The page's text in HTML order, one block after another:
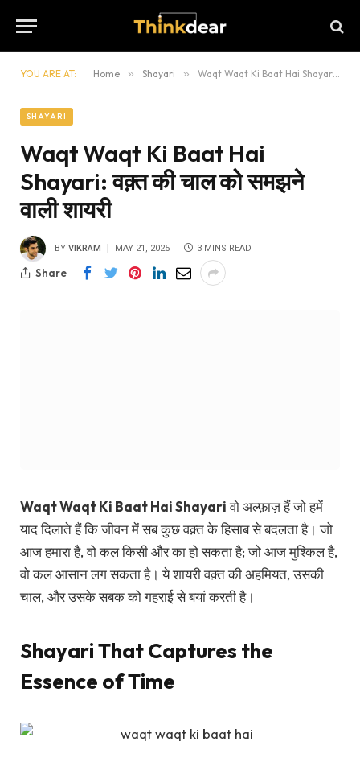
YOU ARE AT: Home » Shayari » Waqt Waqt Ki Baat Hai Shayari: वक़्त की चाल को समझने वाली शायरी
SHAYARI
Waqt Waqt Ki Baat Hai
Shayari: वक़्त की चाल को समझने
वाली शायरी
BY VIKRAM MAY 21, 2025 3 MINS READ
Share
Waqt Waqt Ki Baat Hai Shayariवो अल्फ़ाज़ हैं जो हमें
याद दिलाते हैं कि जीवन में सब कुछ वक़्त के हिसाब से बदलता है। जो
आज हमारा है, वो कल किसी और का हो सकता है; जो आज मुश्किल है,
वो कल आसान लग सकता है। ये शायरी वक़्त की अहमियत, उसकी
चाल, और उसके सबक को गहराई से बयां करती है।
Shayari That Captures the
Essence of Time